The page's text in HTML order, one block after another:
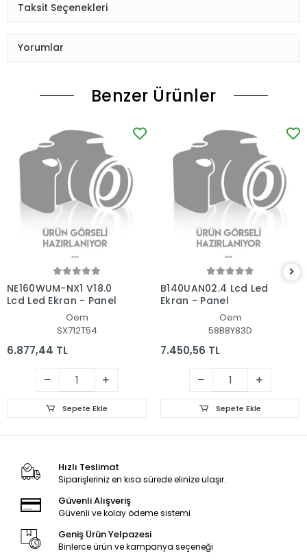
Taksit Seçenekleri
Yorumlar
Benzer Ürünler
NE160WUM-NX1 V18.0
Lcd Led Ekran - Panel
Oem
SX712T54
6.877,44 TL
Sepete Ekle
B140UAN02.4 Lcd Led
Ekran - Panel
Oem
58B8Y83D
7.450,56 TL
Sepete Ekle
Hızlı Teslimat
Siparişleriniz en kısa sürede elinize ulaşır.
Güvenli Alışveriş
Güvenli ve kolay ödeme sistemi
Geniş Ürün Yelpazesi
Binlerce ürün ve kampanya seçeneği